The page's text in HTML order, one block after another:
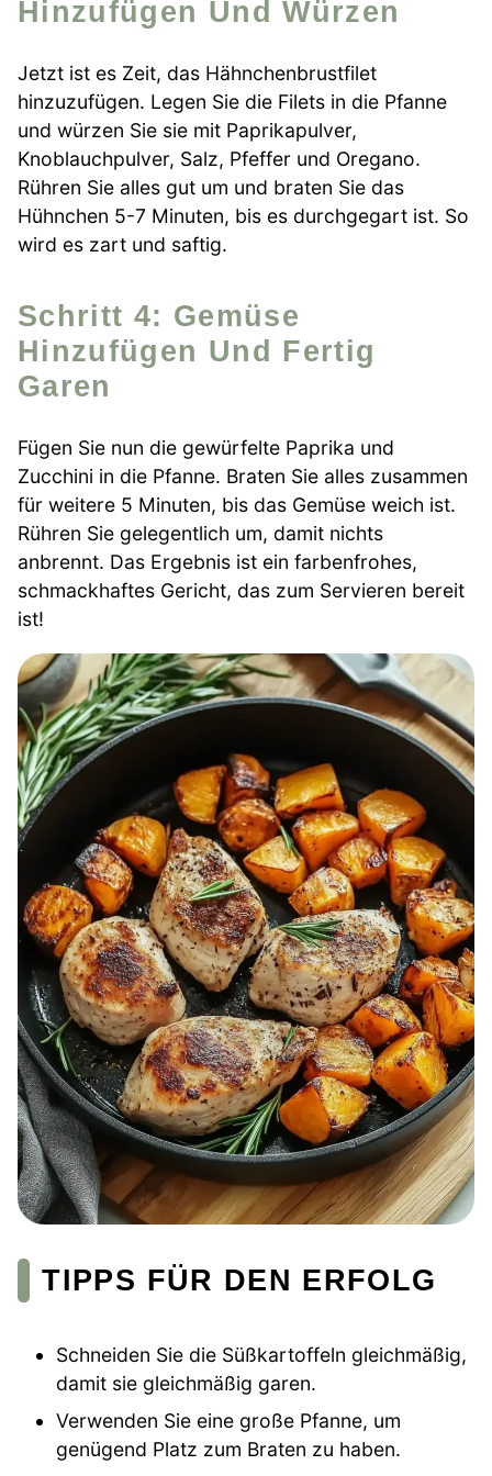
Hinzufügen Und Würzen
Jetzt ist es Zeit, das Hähnchenbrustfilet
hinzuzufügen. Legen Sie die Filets in die Pfanne
und würzen Sie sie mit Paprikapulver,
Knoblauchpulver, Salz, Pfeffer und Oregano.
Rühren Sie alles gut um und braten Sie das
Hühnchen 5-7 Minuten, bis es durchgegart ist. So
wird es zart und saftig.
Schritt 4: Gemüse
Hinzufügen Und Fertig
Garen
Fügen Sie nun die gewürfelte Paprika und
Zucchini in die Pfanne. Braten Sie alles zusammen
für weitere 5 Minuten, bis das Gemüse weich ist.
Rühren Sie gelegentlich um, damit nichts
anbrennt. Das Ergebnis ist ein farbenfrohes,
schmackhaftes Gericht, das zum Servieren bereit
ist!
TIPPS FÜR DEN ERFOLG
Schneiden Sie die Süßkartoffeln gleichmäßig,
damit sie gleichmäßig garen.
Verwenden Sie eine große Pfanne, um
genügend Platz zum Braten zu haben.